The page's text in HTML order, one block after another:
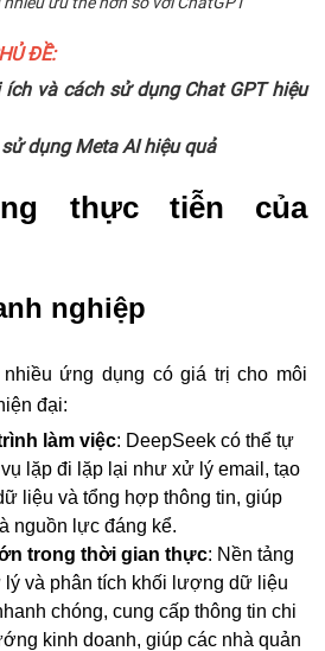
ĐỀ:
ích và cách sử dụng Chat GPT hiệu
dụng Meta AI hiệu quả
thực tiễn của
nghiệp
nhiều ứng dụng có giá trị cho môi
đại:
làm việc: DeepSeek có thể tự
lặp đi lặp lại như xử lý email, tạo
liệu và tổng hợp thông tin, giúp
nguồn lực đáng kể.
trong thời gian thực: Nền tảng
lý và phân tích khối lượng dữ liệu
chóng, cung cấp thông tin chi
kinh doanh, giúp các nhà quản